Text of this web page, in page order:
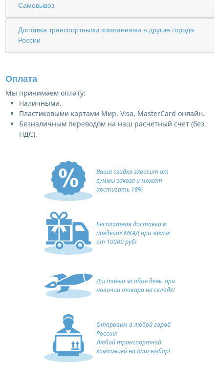
Самовывоз
Доставка транспортными компаниями в другие города
России
Оплата
Мы принимаем оплату:
Наличными.
Пластиковыми картами Мир, Visa, MasterCard онлайн.
Безналичным переводом на наш расчетный счет (без
НДС).
Ваша скидка зависит от
суммы заказа и может
достигать 18%
Бесплатная доставка в
пределах МКАД при заказе
от 10000 руб!
Доставка за один день, при
наличии товара на складе!
Отправим в любой город
России!
Любой транспортной
компанией на Ваш выбор!